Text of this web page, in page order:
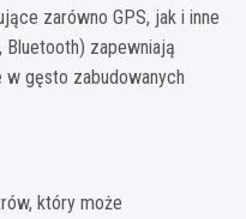
zarówno GPS, jak i inne
Bluetooth) zapewniają
w gęsto zabudowanych
który może